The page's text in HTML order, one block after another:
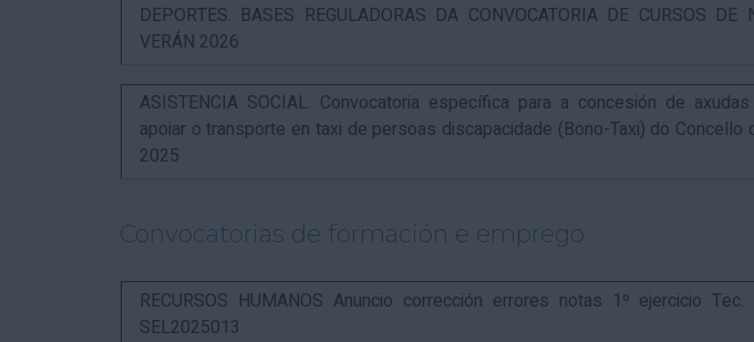
DEPORTES. BASES REGULADORAS DA CONVOCATORIA DE CURSOS DE
VERÁN 2026
ASISTENCIA SOCIAL. Convocatoria específica para a concesión de
apoiar o transporte en taxi de persoas discapacidade (Bono-Taxi) do Concello
2025
Convocatorias de formación e emprego
RECURSOS HUMANOS Anuncio corrección errores notas 1º ejercicio
SEL2025013